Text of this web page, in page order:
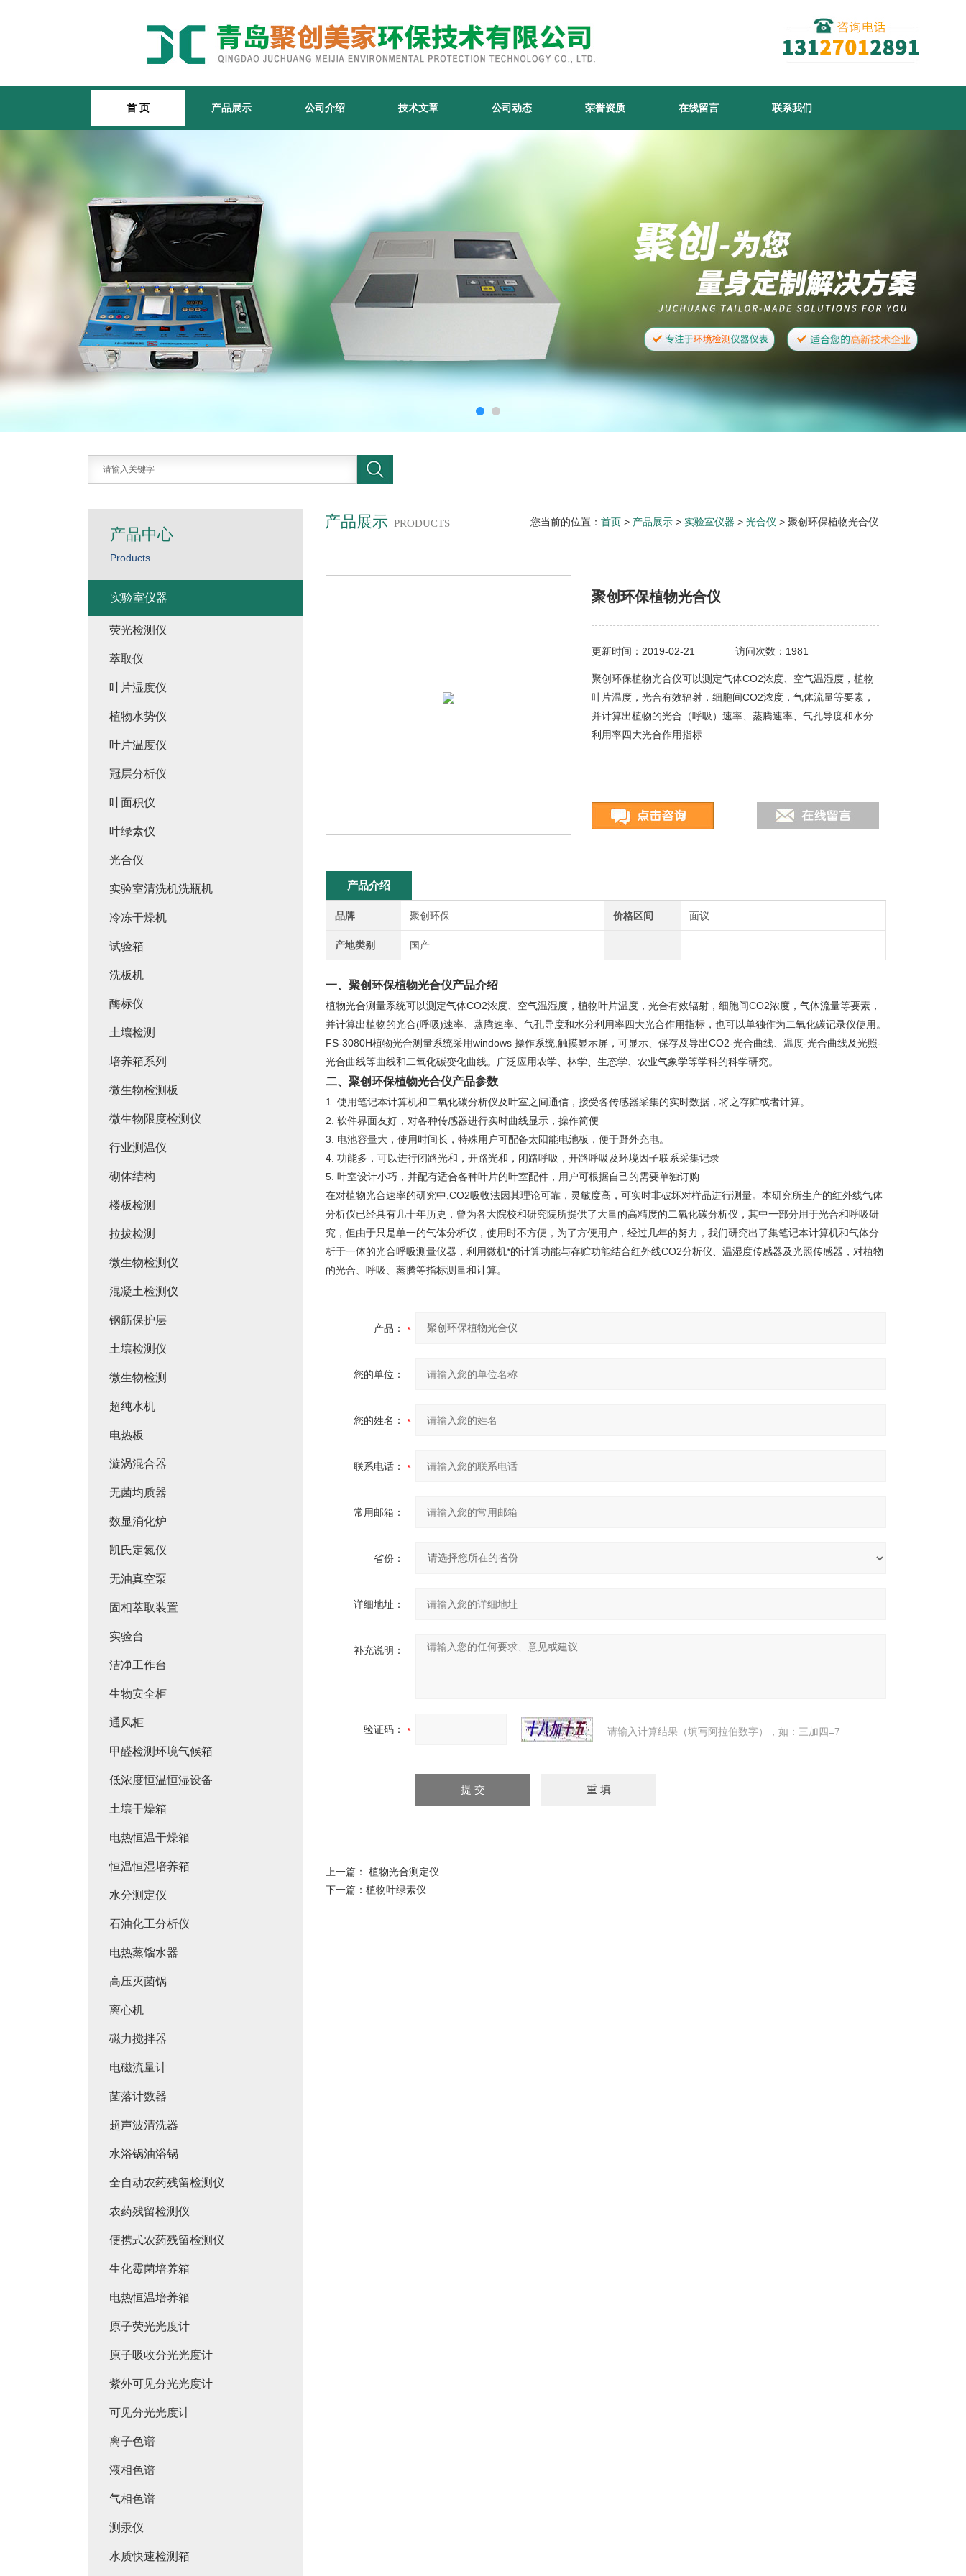
首 页 产品展示 公司介绍 技术文章 公司动态 荣誉资质 在线留言 联系我们
产品展示 PRODUCTS 您当前的位置： 首页 > 产品展示 > 实验室仪器 > 光合仪 > 聚创环保植物光合仪
聚创环保植物光合仪
更新时间：2019-02-21 访问次数：1981
聚创环保植物光合仪可以测定气体CO2浓度、空气温湿度，植物
叶片温度，光合有效辐射，细胞间CO2浓度，气体流量等要素，
并计算出植物的光合（呼吸）速率、蒸腾速率、气孔导度和水分
利用率四大光合作用指标
产品介绍
品牌 聚创环保 价格区间 面议
产地类别 国产
一、 聚创环保植物光合仪产品介绍
植物光合测量系统可以测定气体CO2浓度、空气温湿度，植物叶片温度，光合有效辐射，细胞间CO2浓度，气体流量等要素，
并计算出植物的光合(呼吸)速率、蒸腾速率、气孔导度和水分利用率四大光合作用指标，也可以单独作为二氧化碳记录仪使用。
FS-3080H植物光合测量系统采用windows 操作系统,触摸显示屏，可显示、保存及导出CO2-光合曲线、温度-光合曲线及光照-
光合曲线等曲线和二氧化碳变化曲线。广泛应用农学、林学、生态学、农业气象学等学科的科学研究。
二、 聚创环保植物光合仪产品参数
1. 使用笔记本计算机和二氧化碳分析仪及叶室之间通信，接受各传感器采集的实时数据，将之存贮或者计算。
2. 软件界面友好，对各种传感器进行实时曲线显示，操作简便
3. 电池容量大，使用时间长，特殊用户可配备太阳能电池板，便于野外充电。
4. 功能多，可以进行闭路光和，开路光和，闭路呼吸，开路呼吸及环境因子联系采集记录
5. 叶室设计小巧，并配有适合各种叶片的叶室配件，用户可根据自己的需要单独订购
在对植物光合速率的研究中,CO2吸收法因其理论可靠，灵敏度高，可实时非破坏对样品进行测量。本研究所生产的红外线气体
分析仪已经具有几十年历史，曾为各大院校和研究院所提供了大量的高精度的二氧化碳分析仪，其中一部分用于光合和呼吸研
究，但由于只是单一的气体分析仪，使用时不方便，为了方便用户，经过几年的努力，我们研究出了集笔记本计算机和气体分
析于一体的光合呼吸测量仪器，利用微机*的计算功能与存贮功能结合红外线CO2分析仪、温湿度传感器及光照传感器，对植物
的光合、呼吸、蒸腾等指标测量和计算。
产品：
您的单位：
您的姓名：
联系电话：
常用邮箱：
省份：
详细地址：
补充说明：
验证码： 请输入计算结果（填写阿拉伯数字），如：三加四=7
上一篇： 植物光合测定仪
下一篇： 植物叶绿素仪
产品中心
Products
实验室仪器
荧光检测仪
萃取仪
叶片湿度仪
植物水势仪
叶片温度仪
冠层分析仪
叶面积仪
叶绿素仪
光合仪
实验室清洗机洗瓶机
冷冻干燥机
试验箱
洗板机
酶标仪
土壤检测
培养箱系列
微生物检测板
微生物限度检测仪
行业测温仪
砌体结构
楼板检测
拉拔检测
微生物检测仪
混凝土检测仪
钢筋保护层
土壤检测仪
微生物检测
超纯水机
电热板
漩涡混合器
无菌均质器
数显消化炉
凯氏定氮仪
无油真空泵
固相萃取装置
实验台
洁净工作台
生物安全柜
通风柜
甲醛检测环境气候箱
低浓度恒温恒湿设备
土壤干燥箱
电热恒温干燥箱
恒温恒湿培养箱
水分测定仪
石油化工分析仪
电热蒸馏水器
高压灭菌锅
离心机
磁力搅拌器
电磁流量计
菌落计数器
超声波清洗器
水浴锅油浴锅
全自动农药残留检测仪
农药残留检测仪
便携式农药残留检测仪
生化霉菌培养箱
电热恒温培养箱
原子荧光光度计
原子吸收分光光度计
紫外可见分光光度计
可见分光光度计
离子色谱
液相色谱
气相色谱
测汞仪
水质快速检测箱